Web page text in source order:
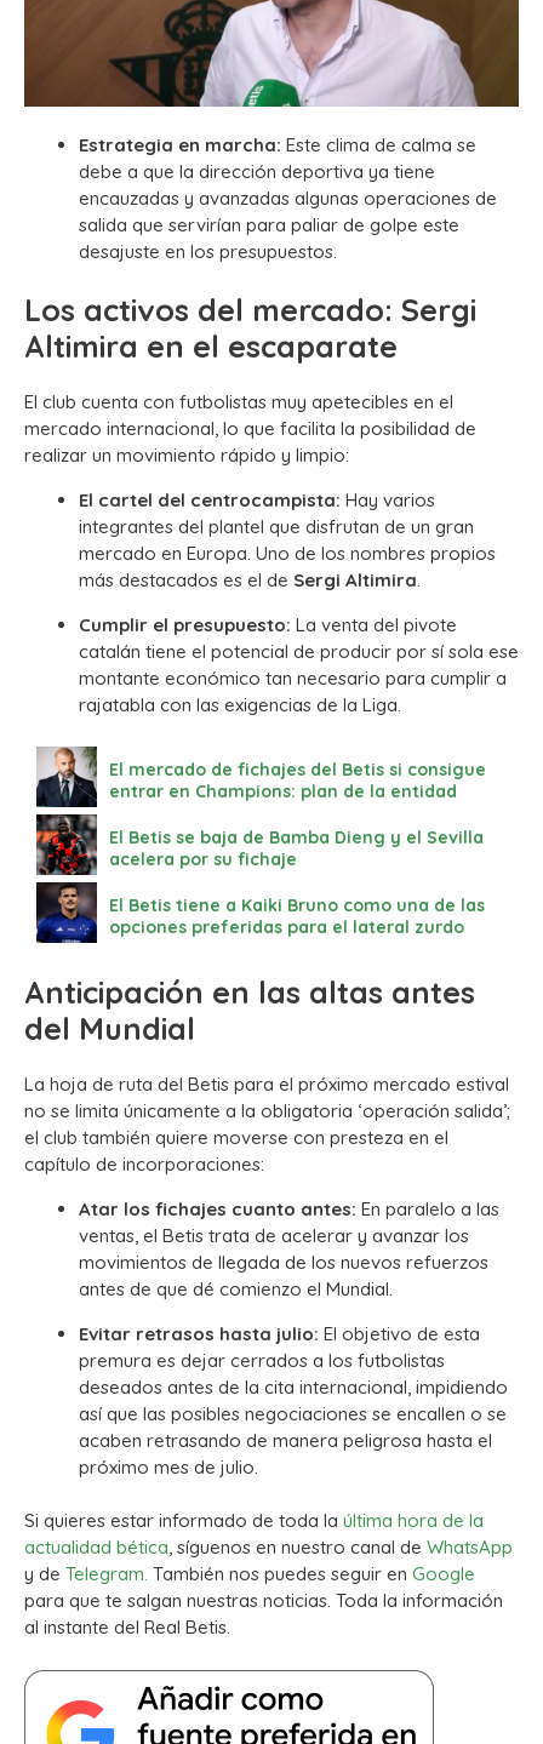
Estrategia en marcha: Este clima de calma se
debe a que la dirección deportiva ya tiene
encauzadas y avanzadas algunas operaciones de
salida que servirían para paliar de golpe este
desajuste en los presupuestos.
Los activos del mercado: Sergi
Altimira en el escaparate
El club cuenta con futbolistas muy apetecibles en el
mercado internacional, lo que facilita la posibilidad de
realizar un movimiento rápido y limpio:
El cartel del centrocampista: Hay varios
integrantes del plantel que disfrutan de un gran
mercado en Europa. Uno de los nombres propios
más destacados es el de Sergi Altimira.
Cumplir el presupuesto: La venta del pivote
catalán tiene el potencial de producir por sí sola ese
montante económico tan necesario para cumplir a
rajatabla con las exigencias de la Liga.
El mercado de fichajes del Betis si consigue
entrar en Champions: plan de la entidad
El Betis se baja de Bamba Dieng y el Sevilla
acelera por su fichaje
El Betis tiene a Kaiki Bruno como una de las
opciones preferidas para el lateral zurdo
Anticipación en las altas antes
del Mundial
La hoja de ruta del Betis para el próximo mercado estival
no se limita únicamente a la obligatoria ‘operación salida’;
el club también quiere moverse con presteza en el
capítulo de incorporaciones:
Atar los fichajes cuanto antes: En paralelo a las
ventas, el Betis trata de acelerar y avanzar los
movimientos de llegada de los nuevos refuerzos
antes de que dé comienzo el Mundial.
Evitar retrasos hasta julio: El objetivo de esta
premura es dejar cerrados a los futbolistas
deseados antes de la cita internacional, impidiendo
así que las posibles negociaciones se encallen o se
acaben retrasando de manera peligrosa hasta el
próximo mes de julio.
Si quieres estar informado de toda la última hora de la
actualidad bética, síguenos en nuestro canal de WhatsApp
y de Telegram. También nos puedes seguir en Google
para que te salgan nuestras noticias. Toda la información
al instante del Real Betis.